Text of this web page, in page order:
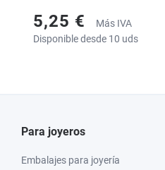
5,25 €
Más IVA
Disponible desde 10 uds
Para joyeros
Embalajes para joyería